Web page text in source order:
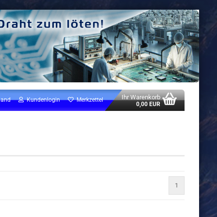
Ihr Warenkorb
0,00 EUR
Kundenlogin Merkzettel
1